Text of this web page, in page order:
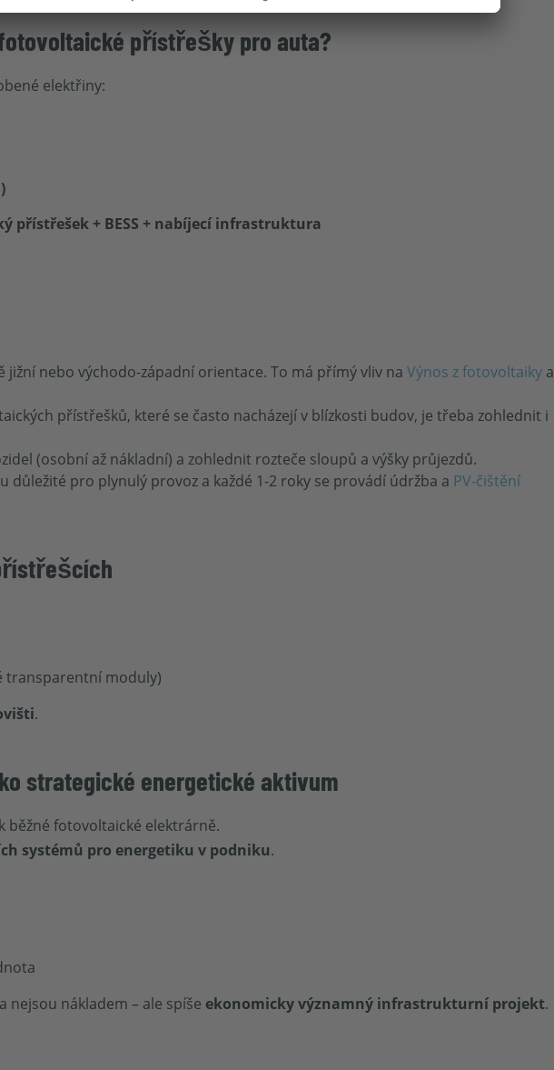
přístřešky pro auta?
elektřiny:
přístřešek + BESS + nabíjecí infrastruktura
jižní nebo východo-západní orientace. To má přímý vliv naVýnos z fotovoltaiky a
přístřešků, které se často nacházejí v blízkosti budov, je třeba zohlednit i
(osobní až nákladní) a zohlednit rozteče sloupů a výšky průjezdů.
důležité pro plynulý provoz a každé 1-2 roky se provádí údržba a PV-čištění
transparentní moduly)
.
strategické energetické aktivum
běžné fotovoltaické elektrárně.
systémů pro energetiku v podniku.
nákladem – ale spíše ekonomicky významný infrastrukturní projekt.